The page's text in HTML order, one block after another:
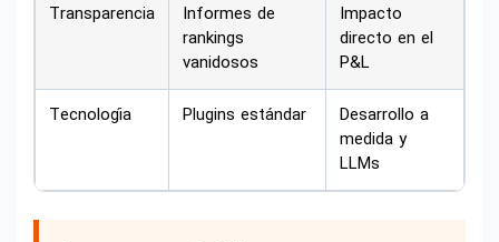
Transparencia
Informes de
rankings
vanidosos
Impacto
directo en el
P&L
Tecnología
Plugins estándar
Desarrollo a
medida y
LLMs